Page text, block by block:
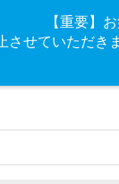
【重要】
させていただ